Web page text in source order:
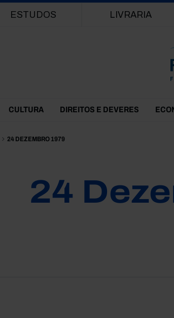
ESTUDOS LIVRARIA
CULTURA DIREITOS E DEVERES
24 DEZEMBRO 1979
24